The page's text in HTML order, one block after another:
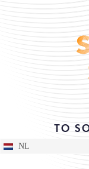
TO
NL